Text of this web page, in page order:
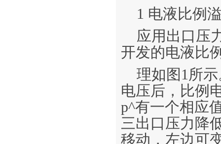
1 电液比例
应用出口压
开发的电液比
理如图1所
电压后，比例
p^有一个相应
三出口压力降
移动，左边可